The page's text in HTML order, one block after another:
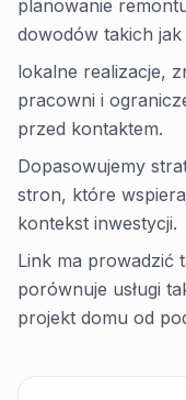
planowanie
dowodów takich jak
lokalne realizacje,
pracowni i
przed kontaktem.
Dopasowujemy
stron, które
kontekst inwestycji.
Link ma prowadzić
porównuje usługi
projekt domu od